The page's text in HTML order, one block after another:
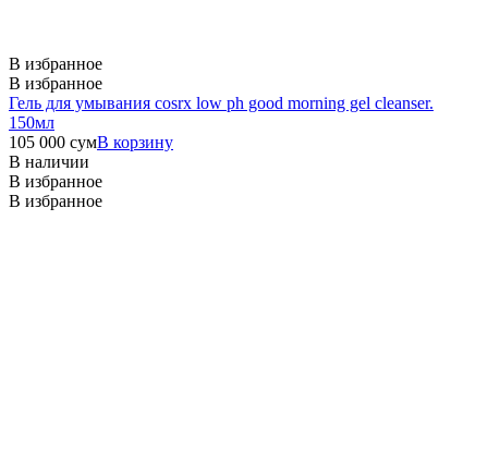
В избранное
В избранное
Гель для умывания cosrx low ph good morning gel cleanser.
150мл
105 000 сумВ корзину
В наличии
В избранное
В избранное